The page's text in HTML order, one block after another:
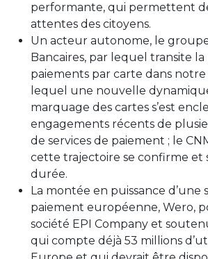
performante, qui permettent
attentes des citoyens.
Un acteur autonome, le
Bancaires, par lequel transite
paiements par carte dans
lequel une nouvelle
marquage des cartes s’est
engagements récents de
de services de paiement ; le
cette trajectoire se confirme et
durée.
La montée en puissance d’une
paiement européenne, Wero,
société EPI Company et
qui compte déjà 53 millions